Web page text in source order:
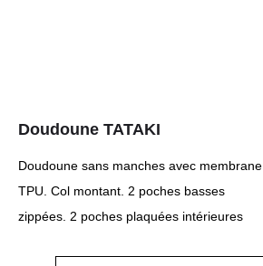
Doudoune TATAKI
Doudoune sans manches avec membrane
TPU. Col montant. 2 poches basses
zippées. 2 poches plaquées intérieures